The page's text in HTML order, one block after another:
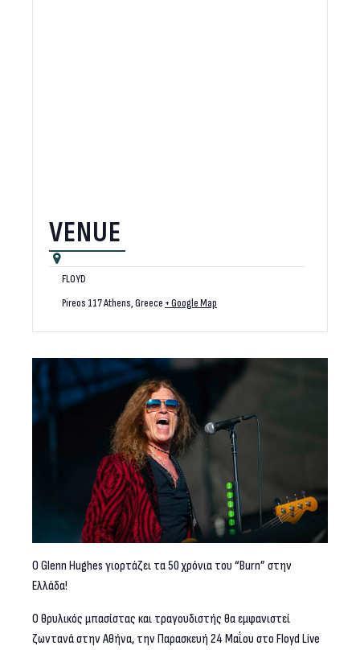
VENUE
FLOYD
Pireos 117Athens,Greece + Google Map
Ο Glenn Hughes γιορτάζει τα 50 χρόνια του “Burn” στην
Ελλάδα!
Ο θρυλικός μπασίστας και τραγουδιστής θα εμφανιστεί
ζωντανά στην Αθήνα, την Παρασκευή 24 Μαΐου στο Floyd Live